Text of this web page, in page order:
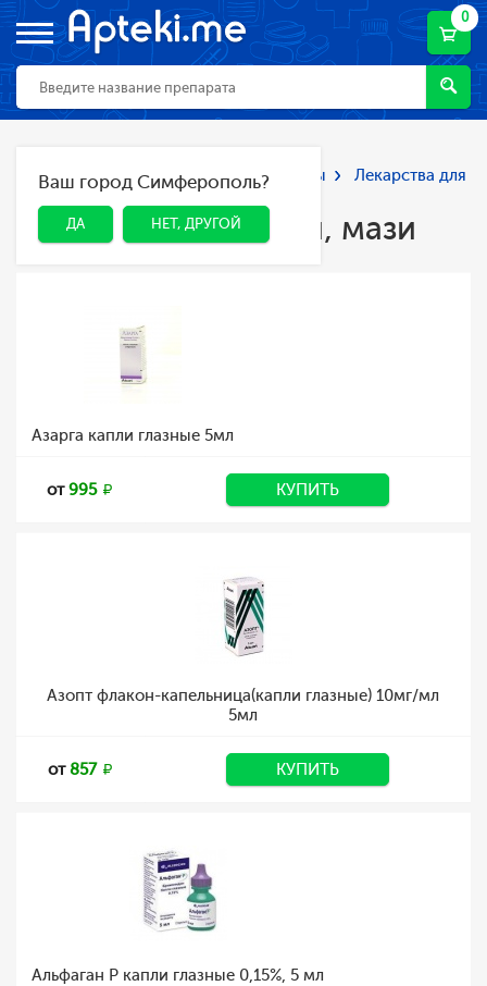
0
ДА НЕТ, ДРУГОЙ
Ваш город Симферополь?
ДА НЕТ, ДРУГОЙ
Главная Каталог Лекарства и БАДы
Лекарства для
глаз
Глазные капли, гели, мази
Глазные капли, гели, мази
Азарга капли глазные 5мл
от995 КУПИТЬ
Азопт флакон-капельница(капли глазные) 10мг/мл
5мл
от857 КУПИТЬ
Альфаган Р капли глазные 0,15%, 5 мл